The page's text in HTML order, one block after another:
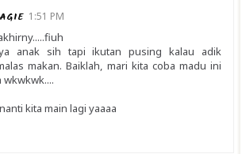
1:51 PM
anak sih tapi ikutan pusing kalau adik
makan. Baiklah, mari kita coba madu ini
wkwkwk....
kita main lagi yaaaa